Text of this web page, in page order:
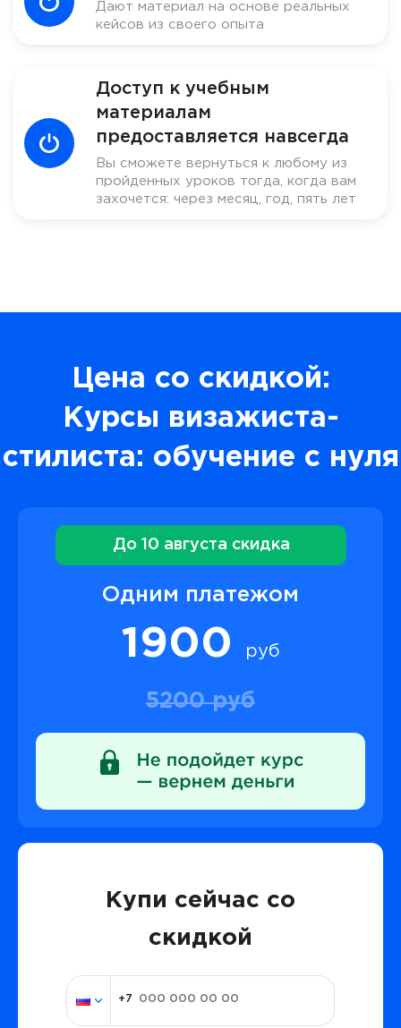
Дают материал на основе реальных
кейсов из своего опыта
Доступ к учебным
материалам
предоставляется навсегда
Вы сможете вернуться к любому из
пройденных уроков тогда, когда вам
захочется: через месяц, год, пять лет
Цена со скидкой:
Курсы визажиста-
стилиста: обучение с нуля
До 10 августа скидка
Одним платежом
1900 руб
5200 руб
Купи сейчас со
скидкой